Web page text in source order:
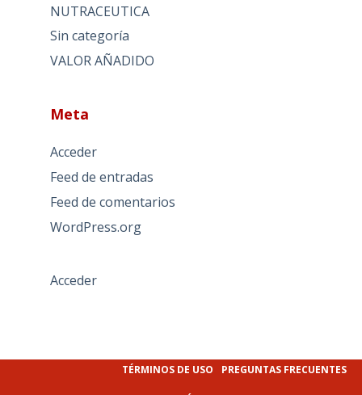
NUTRACEUTICA
Sin categoría
VALOR AÑADIDO
Meta
Acceder
Feed de entradas
Feed de comentarios
WordPress.org
Acceder
TÉRMINOS DE USO PREGUNTAS FRECUENTES